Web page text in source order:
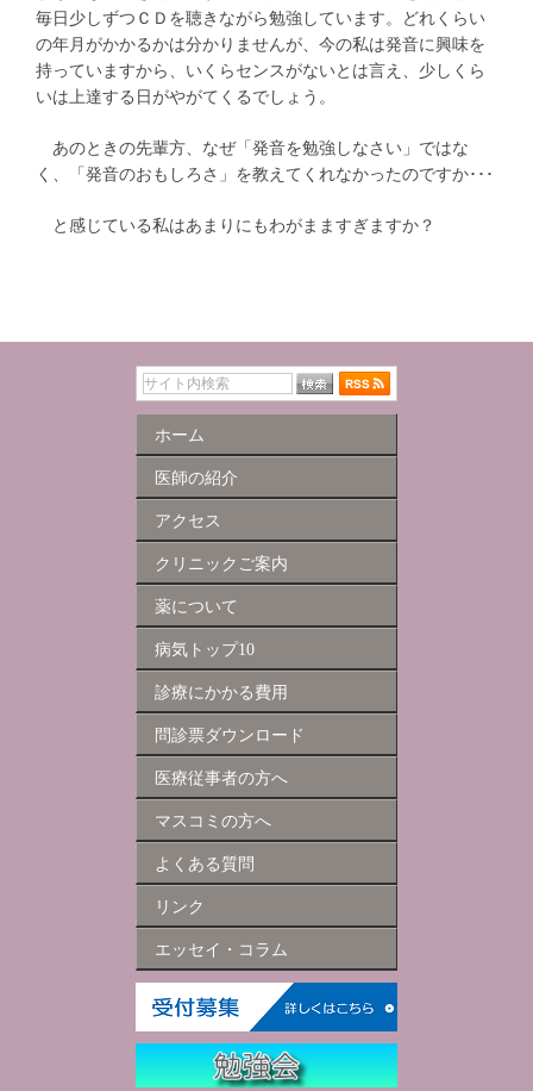
毎日少しずつＣＤを聴きながら勉強しています。どれくらい
の年月がかかるかは分かりませんが、今の私は発音に興味を
持っていますから、いくらセンスがないとは言え、少しくら
いは上達する日がやがてくるでしょう。
あのときの先輩方、なぜ「発音を勉強しなさい」ではな
く、「発音のおもしろさ」を教えてくれなかったのですか･･･
と感じている私はあまりにもわがまますぎますか？
ホーム
医師の紹介
アクセス
クリニックご案内
薬について
病気トップ10
診療にかかる費用
問診票ダウンロード
医療従事者の方へ
マスコミの方へ
よくある質問
リンク
エッセイ・コラム